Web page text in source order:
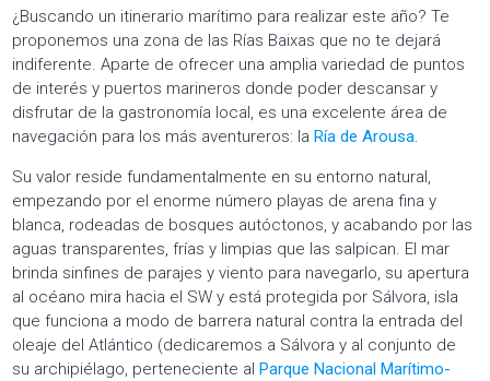
¿Buscando un itinerario marítimo para realizar este año? Te
proponemos una zona de las Rías Baixas que no te dejará
indiferente. Aparte de ofrecer una amplia variedad de puntos
de interés y puertos marineros donde poder descansar y
disfrutar de la gastronomía local, es una excelente área de
navegación para los más aventureros: laRía de Arousa.
Su valor reside fundamentalmente en su entorno natural,
empezando por el enorme número playas de arena fina y
blanca, rodeadas de bosques autóctonos, y acabando por las
aguas transparentes, frías y limpias que las salpican. El mar
brinda sinfines de parajes y viento para navegarlo, su apertura
al océano mira hacia el SW y está protegida por Sálvora, isla
que funciona a modo de barrera natural contra la entrada del
oleaje del Atlántico (dedicaremos a Sálvora y al conjunto de
su archipiélago, perteneciente alParque Nacional Marítimo-